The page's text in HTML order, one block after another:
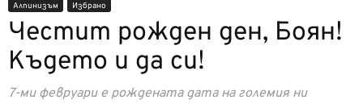
Алпинизъм Избрано
Честит рожден ден, Боян!
Kъдето и да си!
7-ми февруари е рождената дата на големия ни